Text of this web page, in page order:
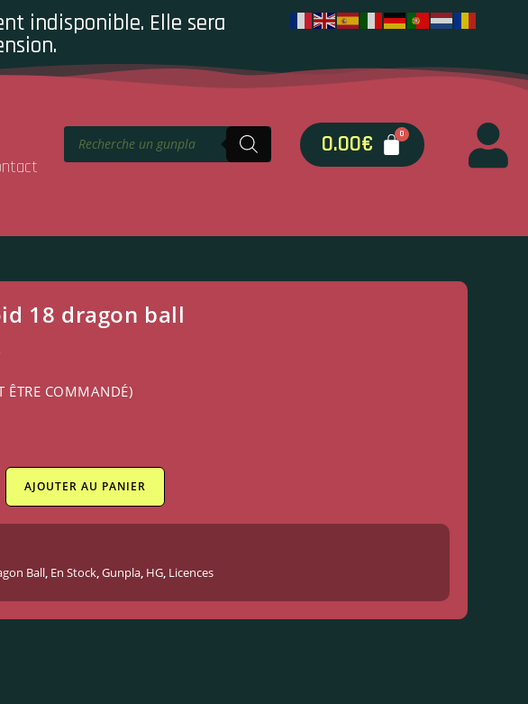
indisponible. Elle sera
0.00€
18 dragon ball
ÊTRE COMMANDÉ)
AJOUTER AU PANIER
Ball, En Stock, Gunpla, HG, Licences